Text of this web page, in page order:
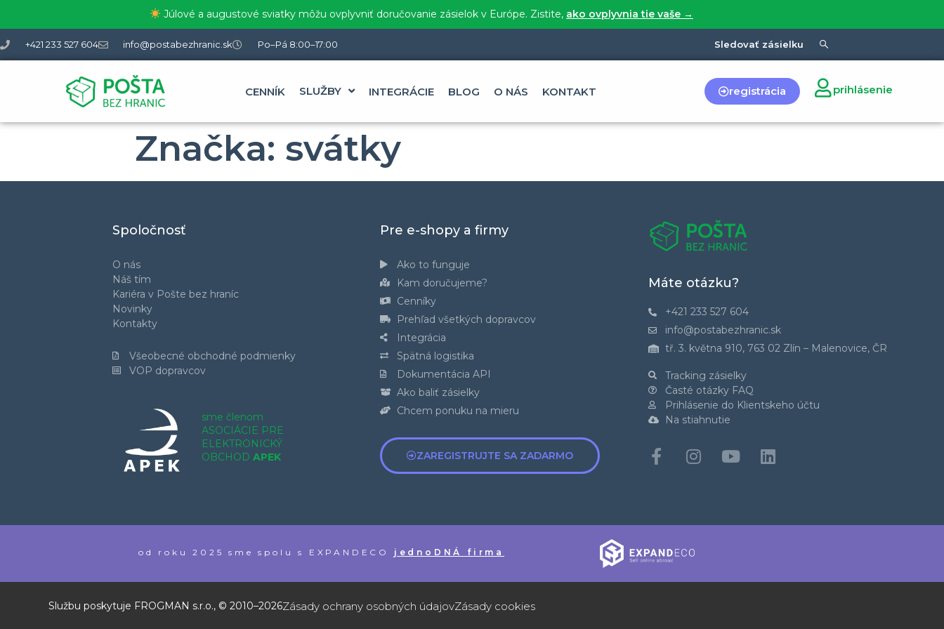
Júlové a augustové sviatky môžu ovplyvniť doručovanie zásielok v Európe. Zistite, ako ovplyvnia tie vaše →
+421 233 527 604 info@postabezhranic.sk Po–Pá 8:00–17:00 Sledovať zásielku
CENNÍK SLUŽBY INTEGRÁCIE BLOG O NÁS KONTAKT registrácia prihlásenie
Značka: svátky
Spoločnosť
O nás
Náš tím
Kariéra v Pošte bez hraníc
Novinky
Kontakty
Všeobecné obchodné podmienky
VOP dopravcov
sme členom
ASOCIÁCIE PRE
ELEKTRONICKÝ
OBCHODAPEK
Pre e-shopy a firmy
Ako to funguje
Kam doručujeme?
Cenníky
Prehľad všetkých dopravcov
Integrácia
Spätná logistika
Dokumentácia API
Ako baliť zásielky
Chcem ponuku na mieru
ZAREGISTRUJTE SA ZADARMO
Máte otázku?
+421 233 527 604
info@postabezhranic.sk
tř. 3. května 910, 763 02 Zlín – Malenovice, ČR
Tracking zásielky
Časté otázky FAQ
Prihlásenie do Klientskeho účtu
Na stiahnutie
od roku 2025 sme spolu s EXPANDECO jednoDNÁ firma
Službu poskytuje FROGMAN s.r.o., © 2010–2026Zásady ochrany osobných údajovZásady cookies